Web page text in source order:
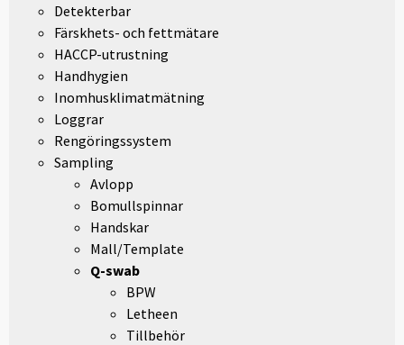
Detekterbar
Färskhets- och fettmätare
HACCP-utrustning
Handhygien
Inomhusklimatmätning
Loggrar
Rengöringssystem
Sampling
Avlopp
Bomullspinnar
Handskar
Mall/Template
Q-swab
BPW
Letheen
Tillbehör